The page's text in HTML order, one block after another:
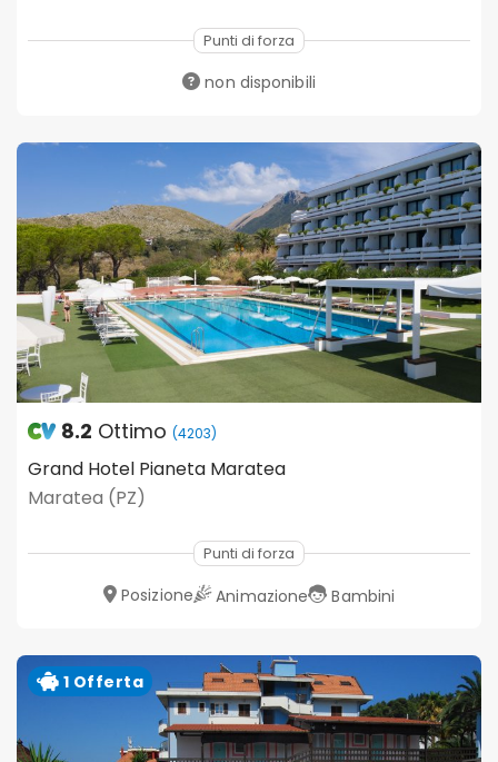
Punti di forza
non disponibili
8.2 Ottimo (4203)
Grand Hotel Pianeta Maratea
Maratea (PZ)
Punti di forza
Posizione Animazione Bambini
1 Offerta